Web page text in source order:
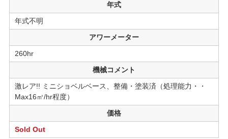
年式
年式不明
アワーメーター
260hr
機械コメント
激レア!! ミニショベルベース、整備・塗装済（処理能力・・
Max16㎥/hr程度）
価格
Sold Out